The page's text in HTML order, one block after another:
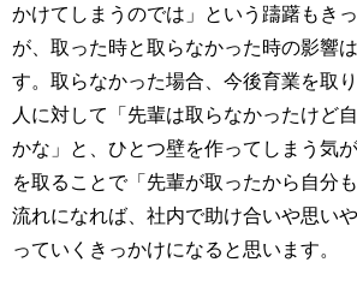
かけてしまうのでは」という躊躇もき
が、取った時と取らなかった時の影響
す。取らなかった場合、今後育業を取
人に対して「先輩は取らなかったけど
かな」と、ひとつ壁を作ってしまう気
を取ることで「先輩が取ったから自分
流れになれば、社内で助け合いや思い
っていくきっかけになると思います。